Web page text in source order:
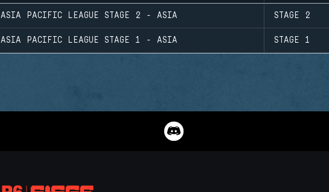
ASIA PACIFIC LEAGUE STAGE 2 - ASIA STAGE 2
ASIA PACIFIC LEAGUE STAGE 1 - ASIA STAGE 1